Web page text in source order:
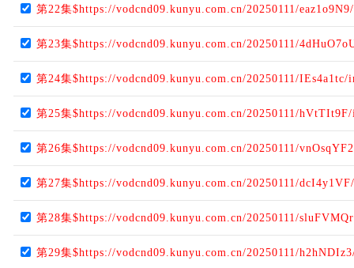
第22集$https://vodcnd09.kunyu.com.cn/20250111/
第23集$https://vodcnd09.kunyu.com.cn/20250111/
第24集$https://vodcnd09.kunyu.com.cn/20250111/IEs4a1tc/
第25集$https://vodcnd09.kunyu.com.cn/20250111/
第26集$https://vodcnd09.kunyu.com.cn/20250111/
第27集$https://vodcnd09.kunyu.com.cn/20250111/
第28集$https://vodcnd09.kunyu.com.cn/20250111/
第29集$https://vodcnd09.kunyu.com.cn/20250111/